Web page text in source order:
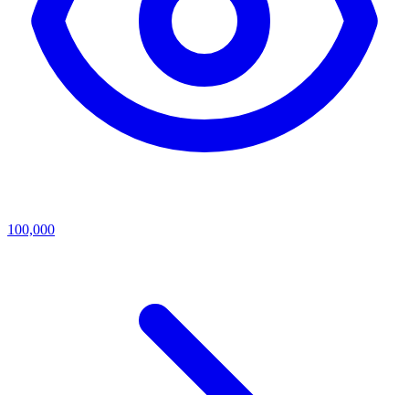
100,000